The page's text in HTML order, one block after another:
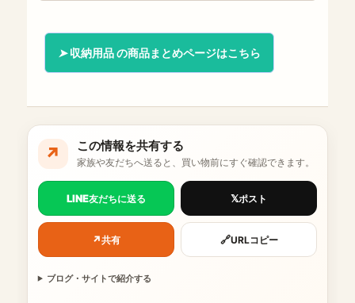
収納用品 の商品まとめページはこちら
↗ この情報を共有する
家族や友だちへ送ると、買い物前にすぐ確認できます。
LINE友だちに送る 𝕏ポスト
↗共有 🔗URLコピー
ブログ・サイトで紹介する